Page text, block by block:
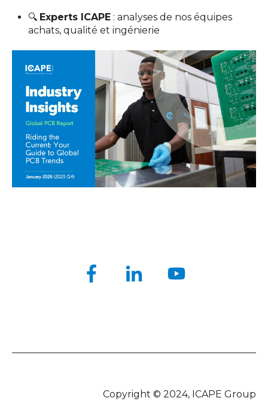
🔍 Experts ICAPE : analyses de nos équipes
achats, qualité et ingénierie
Copyright © 2024, ICAPE Group